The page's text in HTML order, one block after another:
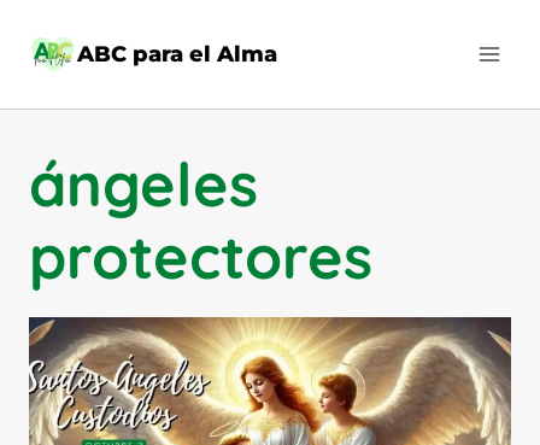
ABC para el Alma
ángeles
protectores